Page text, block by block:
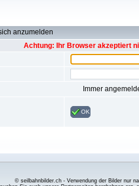
anzumelden
Achtung: Ihr Browser akzeptiert
Immer
OK
© seilbahnbilder.ch - Verwendung der Bilder nur